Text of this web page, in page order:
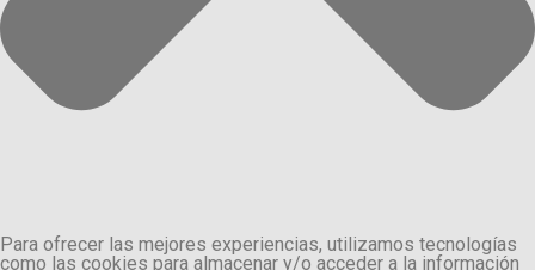
Para ofrecer las mejores experiencias, utilizamos tecnologías
como las cookies para almacenar y/o acceder a la información